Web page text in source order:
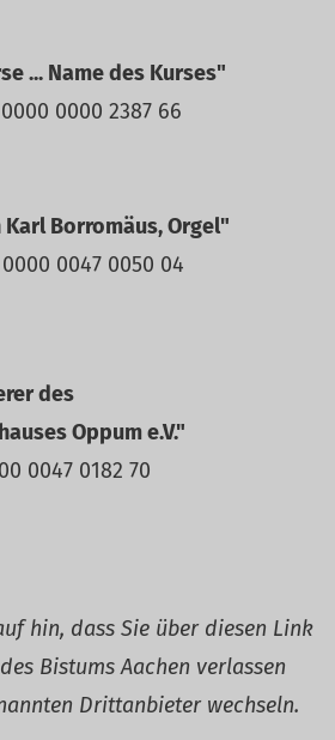
... Name des Kurses"
0000 2387 66
Borromäus, Orgel"
0047 0050 04
des
Oppum e.V."
0047 0182 70
hin, dass Sie über diesen Link
Bistums Aachen verlassen
Drittanbieter wechseln.